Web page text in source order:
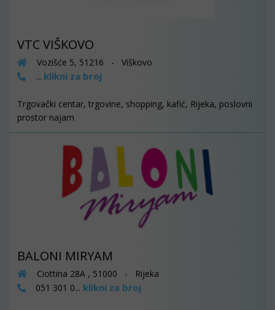
VTC VIŠKOVO
Vozišće 5, 51216 - Viškovo
... klikni za broj
Trgovački centar, trgovine, shopping, kafić, Rijeka, poslovni
prostor najam
BALONI MIRYAM
Ciottina 28A , 51000 - Rijeka
051 301 0... klikni za broj